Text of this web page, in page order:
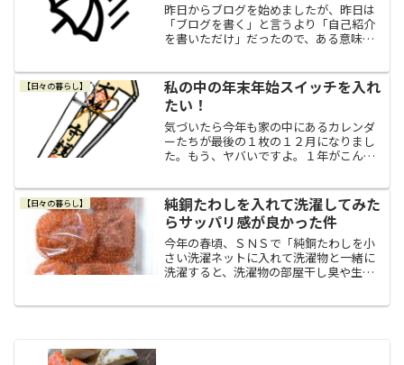
昨日からブログを始めましたが、昨日は
「ブログを書く」と言うより「自己紹介
を書いただけ」だったので、ある意味本
たらいいなぁと思っていたのですが。梅
雨前線と台風の影響でこち...
【日々の暮らし】
私の中の年末年始スイッチを入れ
たい！
気づいたら今年も家の中にあるカレンダ
ーたちが最後の１枚の１２月になりまし
た。もう、ヤバいですよ。１年がこんな
アッと言う間に終わりをむかえてしまう
だろうなぁ～って思っちゃ...
【日々の暮らし】
純銅たわしを入れて洗濯してみた
らサッパリ感が良かった件
今年の春頃、ＳＮＳで「純銅たわしを小
さい洗濯ネットに入れて洗濯物と一緒に
洗濯すると、洗濯物の部屋干し臭や生乾